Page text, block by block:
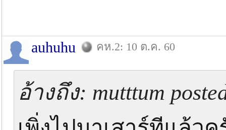
auhuhu คห.2: 10 ต.ค. 60
อ้างถึง: mutttum